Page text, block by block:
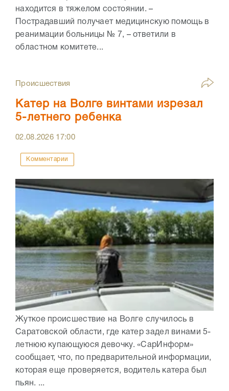
находится в тяжелом состоянии. –
Пострадавший получает медицинскую помощь в
реанимации больницы № 7, – ответили в
областном комитете...
Происшествия
Катер на Волге винтами изрезал
5-летнего ребенка
02.08.2026 17:00
Комментарии
Жуткое происшествие на Волге случилось в
Саратовской области, где катер задел винами 5-
летнюю купающуюся девочку. «СарИнформ»
сообщает, что, по предварительной информации,
которая еще проверяется, водитель катера был
пьян. ...